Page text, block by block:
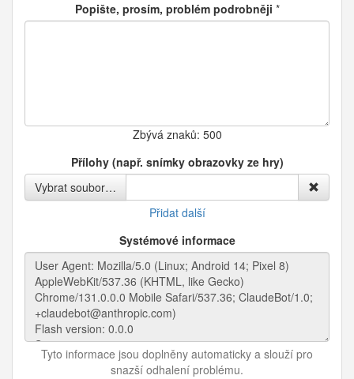
Popište, prosím, problém podrobněji *
Zbývá znaků: 500
Přílohy (např. snímky obrazovky ze hry)
Vybrat soubor…
Přidat další
Systémové informace
Tyto informace jsou doplněny automaticky a slouží pro
snazší odhalení problému.